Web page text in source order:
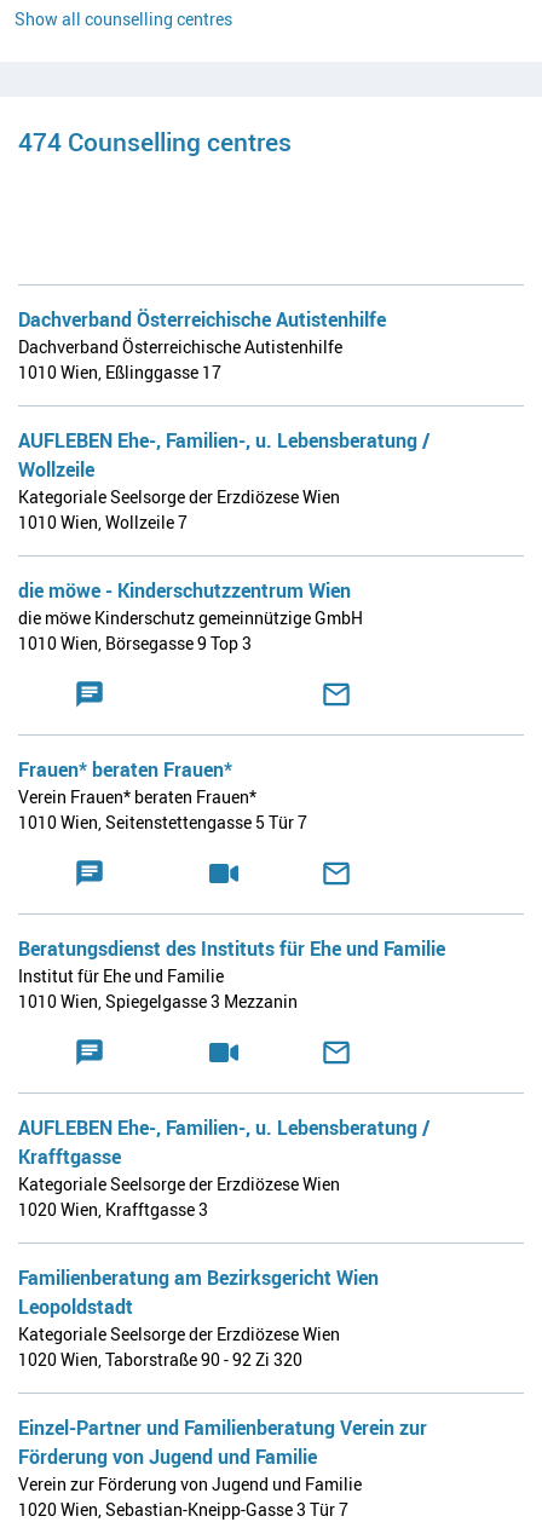
Show all counselling centres
474 Counselling centres
Dachverband Österreichische Autistenhilfe
Dachverband Österreichische Autistenhilfe
1010 Wien, Eßlinggasse 17
AUFLEBEN Ehe-, Familien-, u. Lebensberatung /
Wollzeile
Kategoriale Seelsorge der Erzdiözese Wien
1010 Wien,Wollzeile 7
die möwe - Kinderschutzzentrum Wien
die möwe Kinderschutz gemeinnützige GmbH
1010 Wien, Börsegasse 9 Top 3
Frauen* beraten Frauen*
Verein Frauen* beraten Frauen*
1010 Wien,Seitenstettengasse 5 Tür 7
Beratungsdienst des Instituts für Ehe und Familie
Institut für Ehe und Familie
1010 Wien,Spiegelgasse 3 Mezzanin
AUFLEBEN Ehe-, Familien-, u. Lebensberatung /
Krafftgasse
Kategoriale Seelsorge der Erzdiözese Wien
1020 Wien, Krafftgasse 3
Familienberatung am Bezirksgericht Wien
Leopoldstadt
Kategoriale Seelsorge der Erzdiözese Wien
1020 Wien,Taborstraße 90 - 92 Zi 320
Einzel-Partner und Familienberatung Verein zur
Förderung von Jugend und Familie
Verein zur Förderung von Jugend und Familie
1020 Wien,Sebastian-Kneipp-Gasse 3 Tür 7